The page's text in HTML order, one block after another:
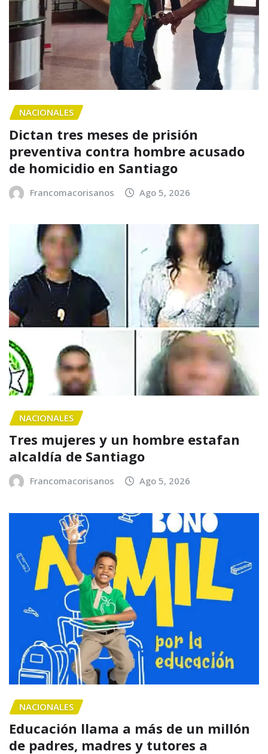
NACIONALES
Dictan tres meses de prisión
preventiva contra hombre acusado
de homicidio en Santiago
Francomacorisanos Ago 5, 2026
NACIONALES
Tres mujeres y un hombre estafan
alcaldía de Santiago
Francomacorisanos Ago 5, 2026
NACIONALES
Educación llama a más de un millón
de padres, madres y tutores a